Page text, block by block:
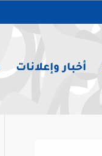
أخبار وإعلانات